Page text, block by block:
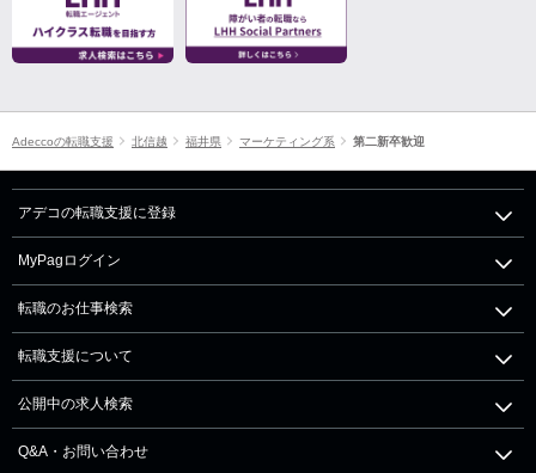
Adeccoの転職支援 北信越 福井県 マーケティング系 第二新卒歓迎
アデコの転職支援に登録
MyPagログイン
転職のお仕事検索
転職支援について
公開中の求人検索
Q&A・お問い合わせ